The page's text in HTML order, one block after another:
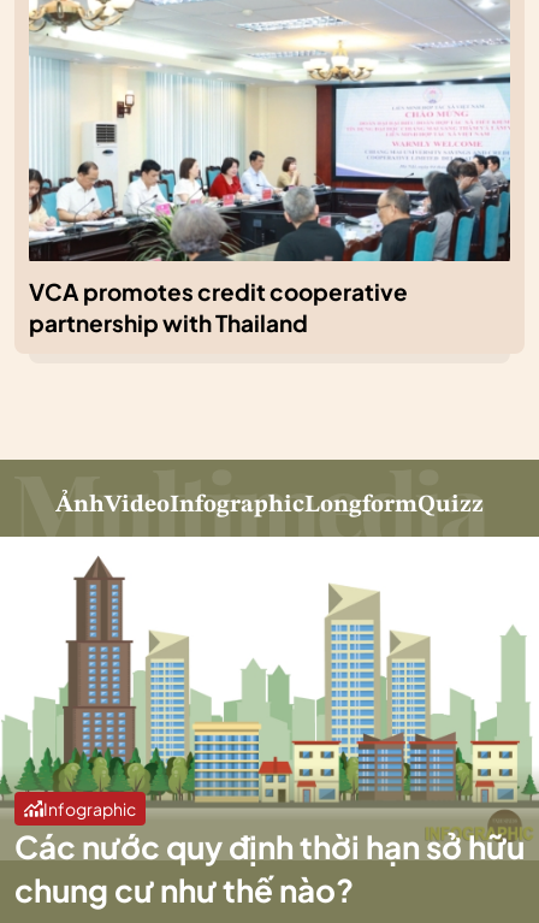
VCA promotes credit cooperative
partnership with Thailand
ẢnhVideoInfographicLongformQuizz
Infographic
Các nước quy định thời hạn sở hữu
chung cư như thế nào?